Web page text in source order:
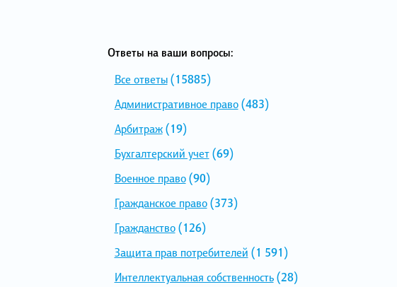
Ответы на ваши вопросы:
Все ответы(15885)
Административное право(483)
Арбитраж(19)
Бухгалтерский учет(69)
Военное право(90)
Гражданское право(373)
Гражданство(126)
Защита прав потребителей (1 591)
Интеллектуальная собственность(28)